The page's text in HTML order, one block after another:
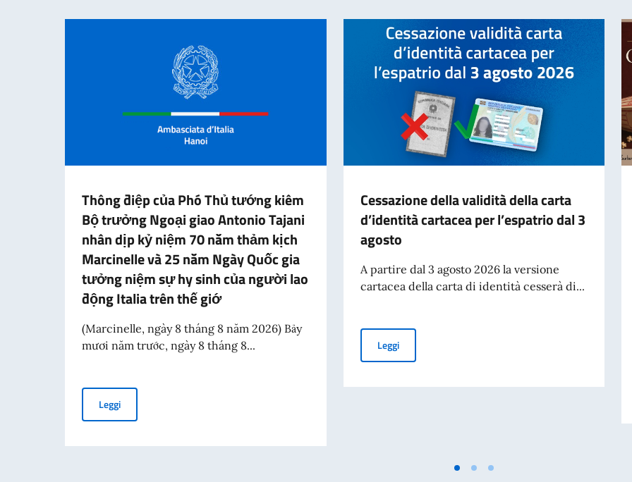
Thông điệp của Phó Thủ tướng kiêm
Bộ trưởng Ngoại giao Antonio Tajani
nhân dịp kỷ niệm 70 năm thảm kịch
Marcinelle và 25 năm Ngày Quốc gia
tưởng niệm sự hy sinh của người lao
động Italia trên thế giớ
(Marcinelle, ngày 8 tháng 8 năm 2026) Bảy
mươi năm trước, ngày 8 tháng 8...
LeggiThông điệp của Phó Thủ tướng kiêm Bộ trưởng Ngoại giao Antonio Tajani nhân dịp kỷ niệm 70 năm thảm kịch
Cessazione della validità della carta
d’identità cartacea per l’espatrio dal 3
agosto
A partire dal 3 agosto 2026 la versione
cartacea della carta di identità cesserà di...
LeggiCessazione della validità della carta d’identità cartacea